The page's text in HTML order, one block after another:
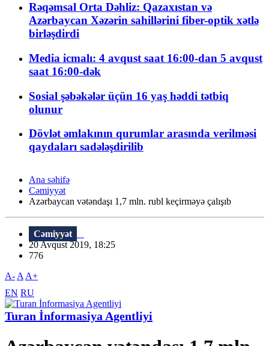
Rəqəmsal Orta Dəhliz: Qazaxıstan və
Azərbaycan Xəzərin sahillərini fiber-optik xətlə
birləşdirdi
Media icmalı: 4 avqust saat 16:00-dan 5 avqust
saat 16:00-dək
Sosial şəbəkələr üçün 16 yaş həddi tətbiq
olunur
Dövlət əmlakının qurumlar arasında verilməsi
qaydaları sadələşdirilib
Ana səhifə
Cəmiyyət
Azərbaycan vətəndaşı 1,7 mln. rubl keçirməyə çalışıb
Cəmiyyət
20 Avqust 2019, 18:25
776
A- A A+
EN RU
Turan İnformasiya Agentliyi